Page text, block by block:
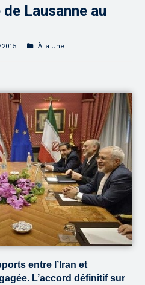
Lausanne au
À la Une
entre l’Iran et
L’accord définitif sur